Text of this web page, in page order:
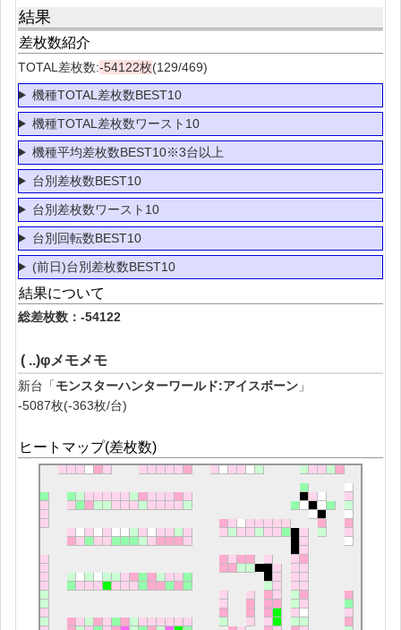
結果
差枚数紹介
TOTAL差枚数:-54122枚(129/469)
機種TOTAL差枚数BEST10
機種TOTAL差枚数ワースト10
機種平均差枚数BEST10※3台以上
台別差枚数BEST10
台別差枚数ワースト10
台別回転数BEST10
(前日)台別差枚数BEST10
結果について
総差枚数：-54122
( ..)φメモメモ
新台「モンスターハンターワールド:アイスボーン 」
-5087枚(-363枚/台)
ヒートマップ(差枚数)